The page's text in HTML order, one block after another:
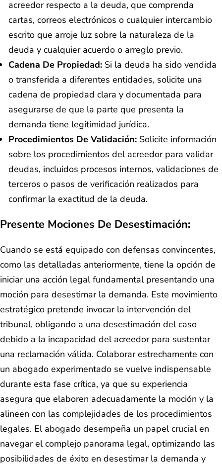
acreedor respecto a la deuda, que comprenda
cartas, correos electrónicos o cualquier intercambio
escrito que arroje luz sobre la naturaleza de la
deuda y cualquier acuerdo o arreglo previo.
Cadena De Propiedad: Si la deuda ha sido vendida
o transferida a diferentes entidades, solicite una
cadena de propiedad clara y documentada para
asegurarse de que la parte que presenta la
demanda tiene legitimidad jurídica.
Procedimientos De Validación: Solicite información
sobre los procedimientos del acreedor para validar
deudas, incluidos procesos internos, validaciones de
terceros o pasos de verificación realizados para
confirmar la exactitud de la deuda.
Presente Mociones De Desestimación:
Cuando se está equipado con defensas convincentes,
como las detalladas anteriormente, tiene la opción de
iniciar una acción legal fundamental presentando una
moción para desestimar la demanda. Este movimiento
estratégico pretende invocar la intervención del
tribunal, obligando a una desestimación del caso
debido a la incapacidad del acreedor para sustentar
una reclamación válida. Colaborar estrechamente con
un abogado experimentado se vuelve indispensable
durante esta fase crítica, ya que su experiencia
asegura que elaboren adecuadamente la moción y la
alineen con las complejidades de los procedimientos
legales. El abogado desempeña un papel crucial en
navegar el complejo panorama legal, optimizando las
posibilidades de éxito en desestimar la demanda y